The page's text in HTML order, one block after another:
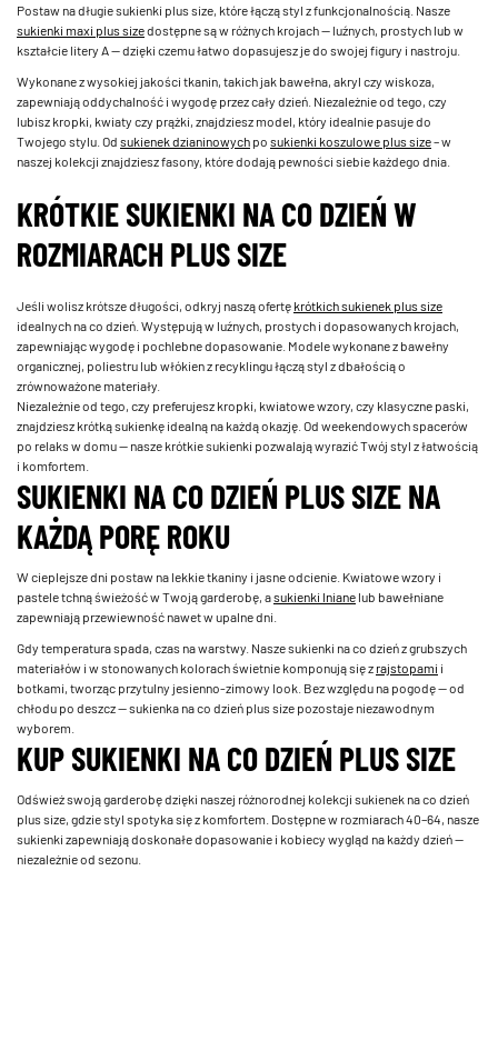
Postaw na długie sukienki plus size, które łączą styl z funkcjonalnością. Nasze
sukienki maxi plus sizedostępne są w różnych krojach — luźnych, prostych lub w
kształcie litery A — dzięki czemu łatwo dopasujesz je do swojej figury i nastroju.
Wykonane z wysokiej jakości tkanin, takich jak bawełna, akryl czy wiskoza,
zapewniają oddychalność i wygodę przez cały dzień. Niezależnie od tego, czy
lubisz kropki, kwiaty czy prążki, znajdziesz model, który idealnie pasuje do
Twojego stylu. Odsukienek dzianinowychposukienki koszulowe plus size– w
naszej kolekcji znajdziesz fasony, które dodają pewności siebie każdego dnia.
KRÓTKIE SUKIENKI NA CO DZIEŃ W
ROZMIARACH PLUS SIZE
Jeśli wolisz krótsze długości, odkryj naszą ofertękrótkich sukienek plus size
idealnych na co dzień. Występują w luźnych, prostych i dopasowanych krojach,
zapewniając wygodę i pochlebne dopasowanie. Modele wykonane z bawełny
organicznej, poliestru lub włókien z recyklingu łączą styl z dbałością o
zrównoważone materiały.
Niezależnie od tego, czy preferujesz kropki, kwiatowe wzory, czy klasyczne paski,
znajdziesz krótką sukienkę idealną na każdą okazję. Od weekendowych spacerów
po relaks w domu — nasze krótkie sukienki pozwalają wyrazić Twój styl z łatwością
i komfortem.
SUKIENKI NA CO DZIEŃ PLUS SIZE NA
KAŻDĄ PORĘ ROKU
W cieplejsze dni postaw na lekkie tkaniny i jasne odcienie. Kwiatowe wzory i
pastele tchną świeżość w Twoją garderobę, asukienki lnianelub bawełniane
zapewniają przewiewność nawet w upalne dni.
Gdy temperatura spada, czas na warstwy. Nasze sukienki na co dzień z grubszych
materiałów i w stonowanych kolorach świetnie komponują się zrajstopami i
botkami, tworząc przytulny jesienno-zimowy look. Bez względu na pogodę — od
chłodu po deszcz — sukienka na co dzień plus size pozostaje niezawodnym
wyborem.
KUP SUKIENKI NA CO DZIEŃ PLUS SIZE
Odśwież swoją garderobę dzięki naszej różnorodnej kolekcji sukienek na co dzień
plus size, gdzie styl spotyka się z komfortem. Dostępne w rozmiarach 40–64, nasze
sukienki zapewniają doskonałe dopasowanie i kobiecy wygląd na każdy dzień —
niezależnie od sezonu.